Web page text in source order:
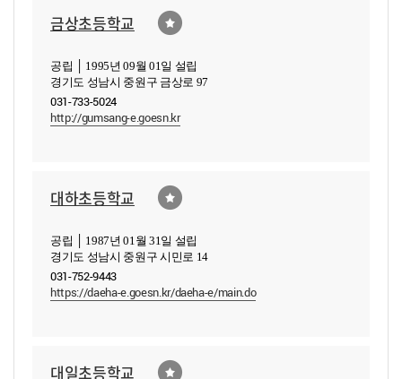
금상초등학교
공립 │ 1995년 09월 01일 설립
경기도 성남시 중원구 금상로 97
031-733-5024
http://gumsang-e.goesn.kr
대하초등학교
공립 │ 1987년 01월 31일 설립
경기도 성남시 중원구 시민로 14
031-752-9443
https://daeha-e.goesn.kr/daeha-e/main.do
대일초등학교